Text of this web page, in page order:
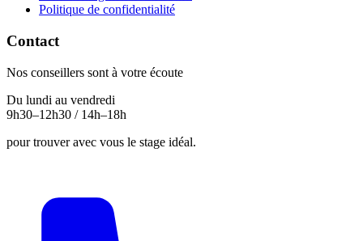
Politique de confidentialité
Contact
Nos conseillers sont à votre écoute
Du lundi au vendredi
9h30–12h30 / 14h–18h
pour trouver avec vous le stage idéal.